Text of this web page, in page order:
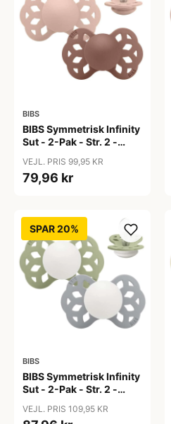
BIBS
BIBS Symmetrisk Infinity
Sut - 2-Pak - Str. 2 -
Blush/Woodchuck
VEJL. PRIS 99,95 KR
79,96 kr
SPAR 20%
BIBS
BIBS Symmetrisk Infinity
Sut - 2-Pak - Str. 2 -
Sage/Cloud
VEJL. PRIS 109,95 KR